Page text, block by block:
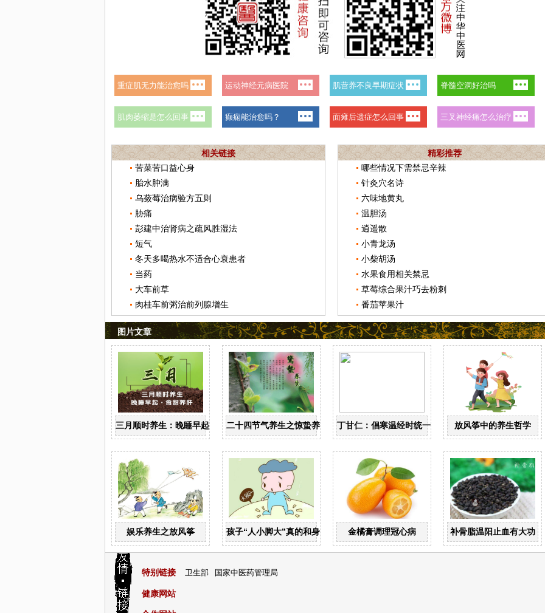
相关链接
苦菜苦口益心身
胎水肿满
乌蔹莓治病验方五则
胁痛
彭建中治肾病之疏风胜湿法
短气
冬天多喝热水不适合心衰患者
当药
大车前草
肉桂车前粥治前列腺增生
精彩推荐
哪些情况下需禁忌辛辣
针灸穴名诗
六味地黄丸
温胆汤
逍遥散
小青龙汤
小柴胡汤
水果食用相关禁忌
草莓综合果汁巧去粉刺
番茄苹果汁
图片文章
三月顺时养生：晚睡早起 食甜养肝二十四节气养生之惊蛰养生 丁甘仁：倡寒温经时统一 创近代中医教育放风筝中的养生哲学
娱乐养生之放风筝 孩子“人小脚大”真的和身高有关？金橘膏调理冠心病 补骨脂温阳止血有大功
特别链接 卫生部 国家中医药管理局
健康网站